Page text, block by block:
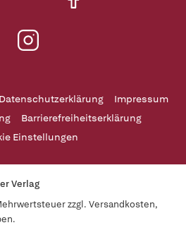
Datenschutzerklärung
Impressum
Barrierefreiheitserklärung
Einstellungen
Verlag
zzgl. Versandkosten,